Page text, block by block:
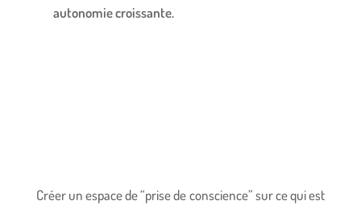
autonomie croissante.
Créer un espace de “prise de conscience” sur ce qui est